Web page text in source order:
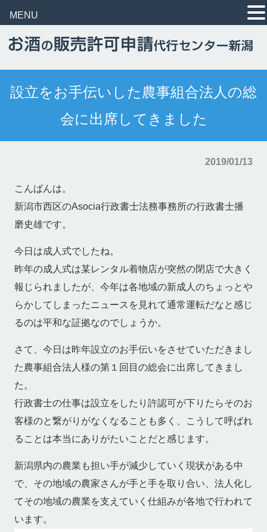
設立をお手伝いした農事組合法人の総
会に出席してきました
2019/01/13
こんばんは。
新潟市西区のAsocia行政書士法務事務所の行政書士播
磨史雄です。
今日は成人式でしたね。
昨年の成人式は某レンタル着物店が突然の閉店で大きく
報じられましたが、今年は各地域の新成人のちょっとや
らかしてしまったニュースを見れて通常運転だなと感じ
るのは平和な証拠なのでしょうか。
さて、今日は昨年設立のお手伝いをさせていただきまし
た農事組合法人様の第１回目の総会に出席してきまし
た。
行政書士の仕事は設立をしたり許認可が下りたらそのお
客様のと繋がりがなくなることも多く、こうして呼ばれ
ることは本当にありがたいことだと感じます。
新潟県内の農業も担い手が減少していく現状がある中
で、その地域の農家さんが手と手を取り合い、法人化し
てその地域の農業を支えていく仕組みが各地で行われて
います。
MENU